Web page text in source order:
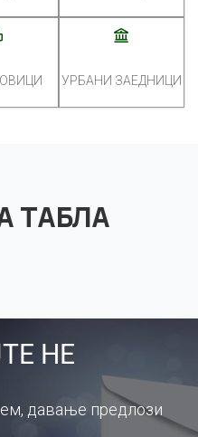
УРБАНИ ЗАЕДНИЦИ
ТАБЛА
НЕ
давање предлози